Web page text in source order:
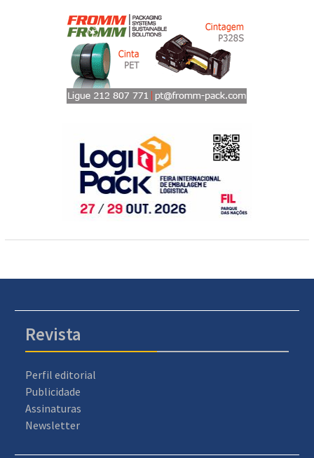
Revista
Perfil editorial
Publicidade
Assinaturas
Newsletter